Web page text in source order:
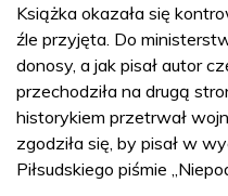
Książka okazała się
źle przyjęta. Do
donosy, a jak pisał autor
przechodziła na drugą
historykiem przetrwał
zgodziła się, by pisał w
Piłsudskiego piśmie